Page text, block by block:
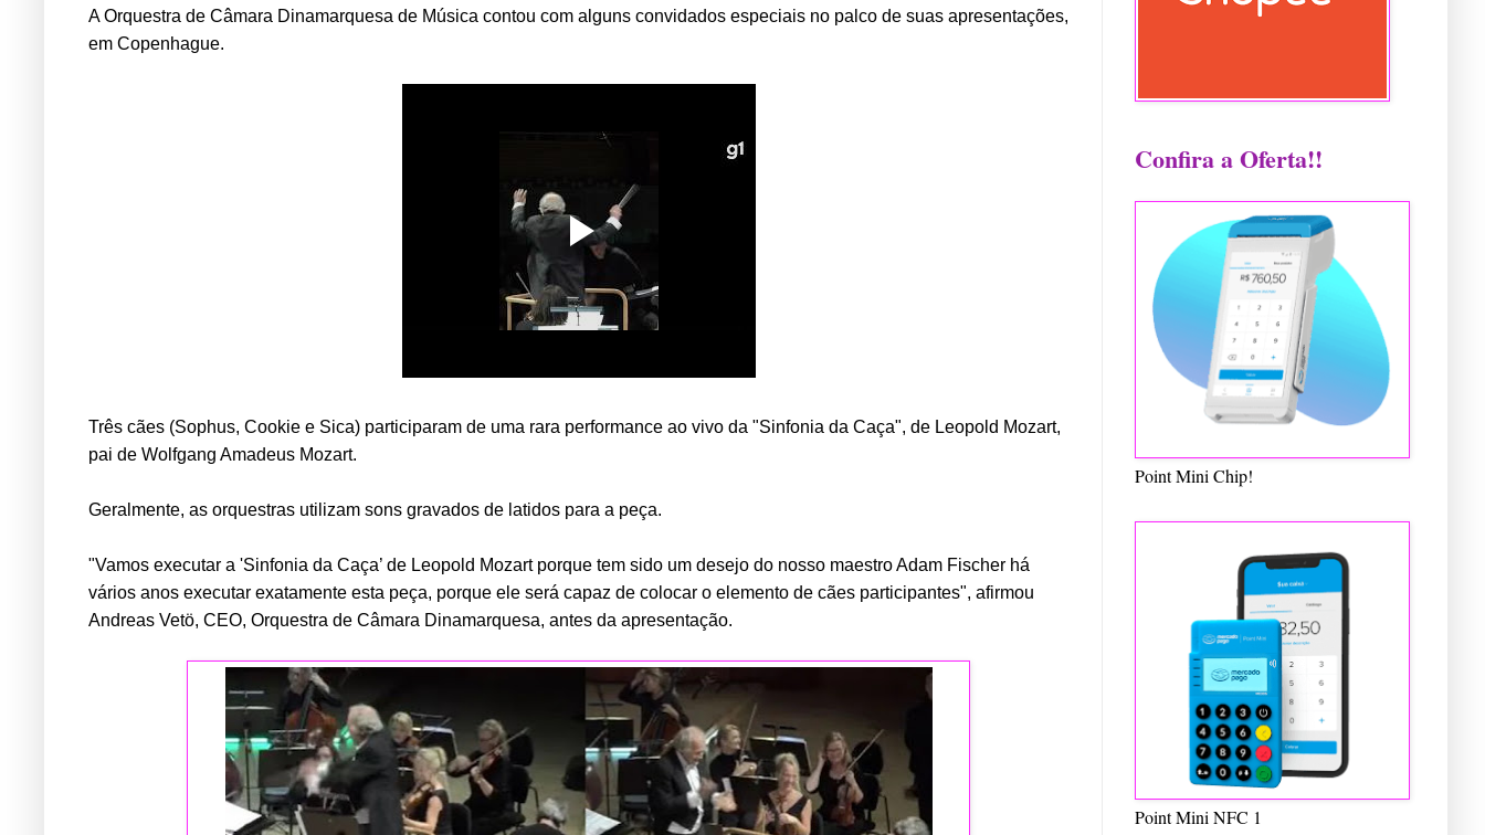
A Orquestra de Câmara Dinamarquesa de Música contou com alguns convidados especiais no palco de suas apresentações,
em Copenhague.
Três cães (Sophus, Cookie e Sica) participaram de uma rara performance ao vivo da "Sinfonia da Caça", de Leopold Mozart,
pai de Wolfgang Amadeus Mozart.
Geralmente, as orquestras utilizam sons gravados de latidos para a peça.
"Vamos executar a 'Sinfonia da Caça’ de Leopold Mozart porque tem sido um desejo do nosso maestro Adam Fischer há
vários anos executar exatamente esta peça, porque ele será capaz de colocar o elemento de cães participantes", afirmou
Andreas Vetö, CEO, Orquestra de Câmara Dinamarquesa, antes da apresentação.
Confira a Oferta!!
Point Mini Chip!
Point Mini NFC 1